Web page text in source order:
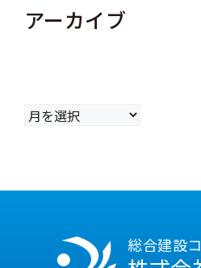
アーカイブ
ア
総合建設